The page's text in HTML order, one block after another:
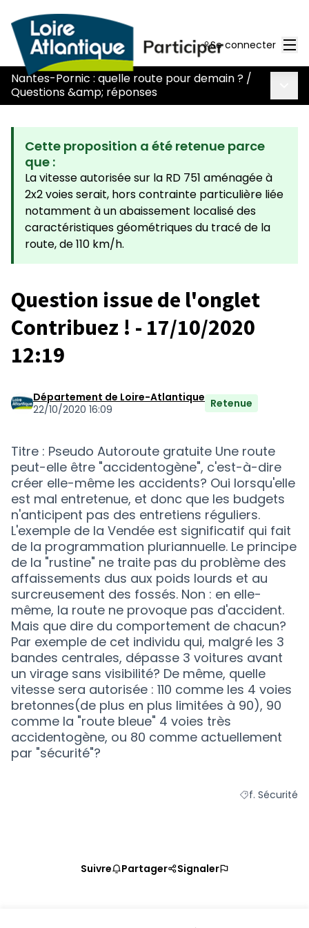
Se connecter
Nantes-Pornic : quelle route pour demain ? /
Questions &amp; réponses
Cette proposition a été retenue parce
que :
La vitesse autorisée sur la RD 751 aménagée à
2x2 voies serait, hors contrainte particulière liée
notamment à un abaissement localisé des
caractéristiques géométriques du tracé de la
route, de 110 km/h.
Question issue de l'onglet
Contribuez ! - 17/10/2020
12:19
Département de Loire-Atlantique
22/10/2020 16:09
Retenue
Titre : Pseudo Autoroute gratuite Une route
peut-elle être "accidentogène", c'est-à-dire
créer elle-même les accidents? Oui lorsqu'elle
est mal entretenue, et donc que les budgets
n'anticipent pas des entretiens réguliers.
L'exemple de la Vendée est significatif qui fait
de la programmation pluriannuelle. Le principe
de la "rustine" ne traite pas du problème des
affaissements dus aux poids lourds et au
surcreusement des fossés. Non : en elle-
même, la route ne provoque pas d'accident.
Mais que dire du comportement de chacun?
Par exemple de cet individu qui, malgré les 3
bandes centrales, dépasse 3 voitures avant
un virage sans visibilité? De même, quelle
vitesse sera autorisée : 110 comme les 4 voies
bretonnes(de plus en plus limitées à 90), 90
comme la "route bleue" 4 voies très
accidentogène, ou 80 comme actuellement
par "sécurité"?
Filtrer les
f. Sécurité
Suivre Partager Signaler